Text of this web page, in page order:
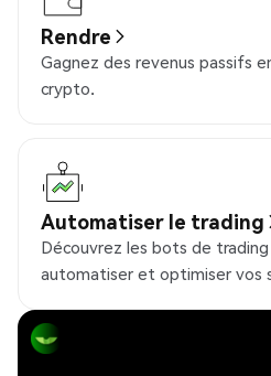
Rendre
Gagnez des revenus passifs
crypto.
Automatiser le trading
Découvrez les bots de
automatiser et optimiser vos